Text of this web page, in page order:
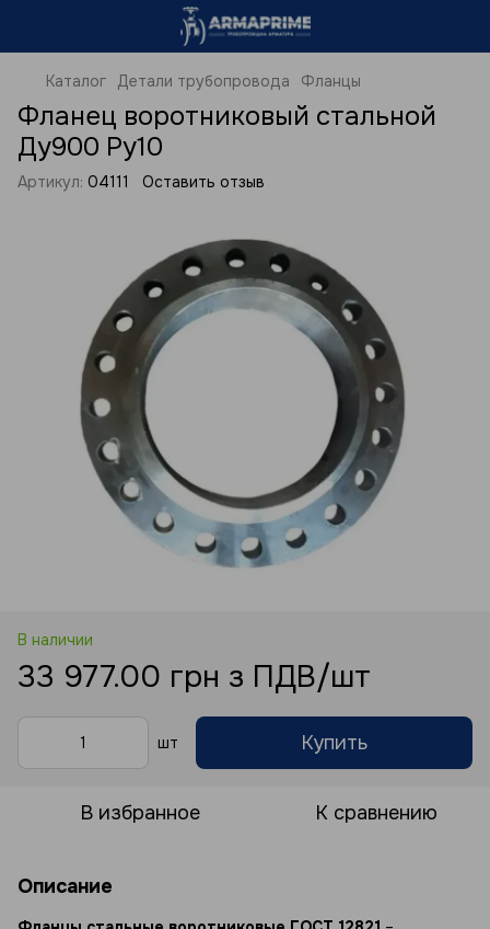
Каталог Детали трубопровода Фланцы
Фланец воротниковый стальной
Ду900 Ру10
Артикул: 04111 Оставить отзыв
В наличии
33 977.00 грн з ПДВ/шт
шт Купить
В избранное К сравнению
Описание